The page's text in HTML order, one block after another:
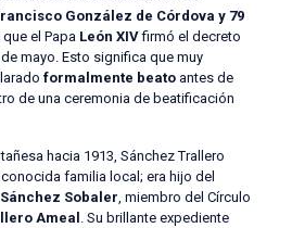
González de Córdova y 79
el Papa León XIVfirmó el decreto
mayo. Esto significa que muy
formalmente beatoantes de
de una ceremonia de beatificación
hacia 1913, Sánchez Trallero
familia local; era hijo del
Sobaler, miembro del Círculo
Ameal . Su brillante expediente